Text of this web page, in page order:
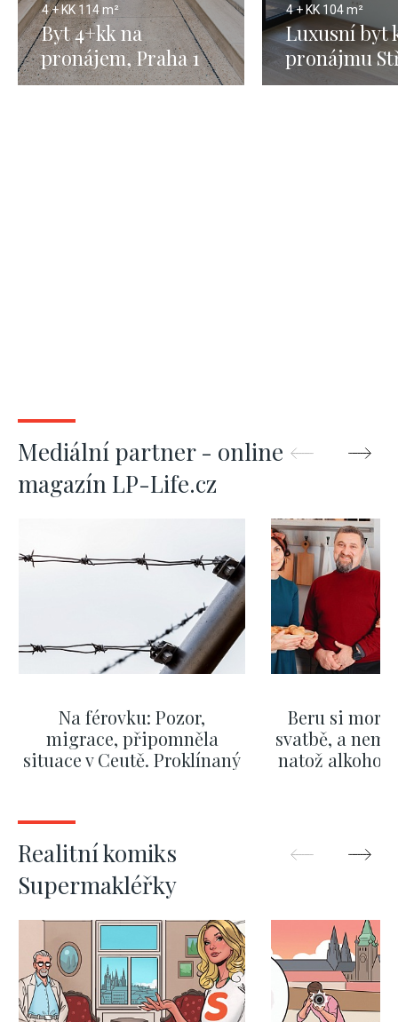
4 + KK114 m²
Byt 4+kk na
pronájem, Praha 1
Petrská čtvrť - 114m
4 + KK 104 m²
Luxusní byt
pronájmu
104m
Mediální partner - online
magazín LP-Life.cz
Na férovku: Pozor,
migrace, připomněla
situace v Ceutě. Proklínaný
Okamurova videa
Beru si
svatbě, a
natož alkohol.
Realitní komiks
Supermakléřky